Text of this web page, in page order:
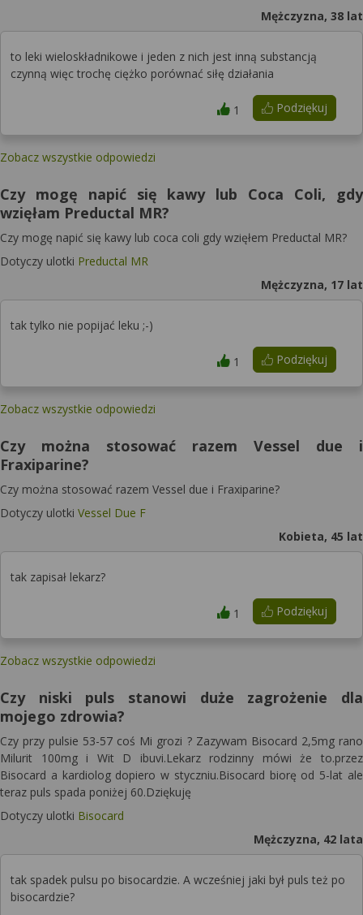
Mężczyzna, 38 lat
to leki wieloskładnikowe i jeden z nich jest inną substancją
czynną więc trochę ciężko porównać siłę działania
Podziękuj
1
Zobacz wszystkie odpowiedzi
Czy mogę napić się kawy lub Coca Coli, gdy
wzięłam Preductal MR?
Czy mogę napić się kawy lub coca coli gdy wzięłem Preductal MR?
Dotyczy ulotki Preductal MR
Mężczyzna, 17 lat
tak tylko nie popijać leku ;-)
Podziękuj
1
Zobacz wszystkie odpowiedzi
Czy można stosować razem Vessel due i
Fraxiparine?
Czy można stosować razem Vessel due i Fraxiparine?
Dotyczy ulotki Vessel Due F
Kobieta, 45 lat
tak zapisał lekarz?
Podziękuj
1
Zobacz wszystkie odpowiedzi
Czy niski puls stanowi duże zagrożenie dla
mojego zdrowia?
Czy przy pulsie 53-57 coś Mi grozi ? Zazywam Bisocard 2,5mg rano
Milurit 100mg i Wit D ibuvi.Lekarz rodzinny mówi że to.przez
Bisocard a kardiolog dopiero w styczniu.Bisocard biorę od 5-lat ale
teraz puls spada poniżej 60.Dziękuję
Dotyczy ulotki Bisocard
Mężczyzna, 42 lata
tak spadek pulsu po bisocardzie. A wcześniej jaki był puls też po
bisocardzie?